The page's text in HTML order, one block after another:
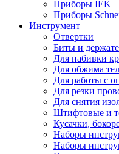
Приборы IEK
Приборы
Инструмент
Отвертки
Биты и
Для набивки
Для обжима
Для работы с
Для резки
Для снятия
Штифтовые и
Кусачки,
Наборы
Наборы